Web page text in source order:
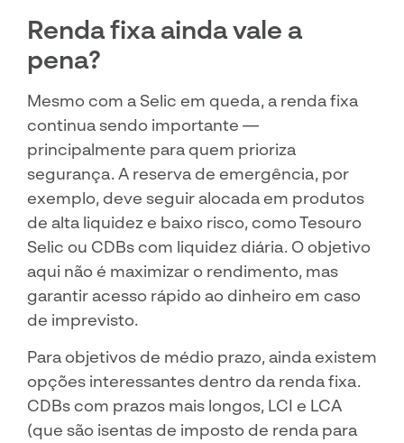
Renda fixa ainda vale a
pena?
Mesmo com a Selic em queda, a renda fixa
continua sendo importante —
principalmente para quem prioriza
segurança. A reserva de emergência, por
exemplo, deve seguir alocada em produtos
de alta liquidez e baixo risco, como Tesouro
Selic ou CDBs com liquidez diária. O objetivo
aqui não é maximizar o rendimento, mas
garantir acesso rápido ao dinheiro em caso
de imprevisto.
Para objetivos de médio prazo, ainda existem
opções interessantes dentro da renda fixa.
CDBs com prazos mais longos, LCI e LCA
(que são isentas de imposto de renda para